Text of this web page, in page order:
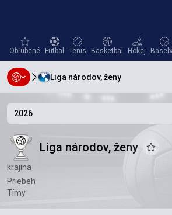
favorites
Obľúbené Futbal
Futbal Tenis
Tenis Basketbal
Basketbal Hokej
Hokej
Hádzaná
Hádzaná Volejbal
Volejbal
Liga národov, ženy
2026
Liga národov, ženy
Liga národov, ženy
Liga národov, ženy
krajina
Priebeh
Tímy